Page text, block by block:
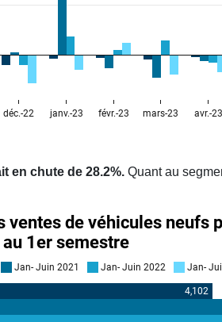
en chute de 28.2%. Quant au